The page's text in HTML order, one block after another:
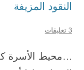
النقود المزيفة
3 تعليقات
…محيط الأسرة